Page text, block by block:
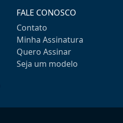
FALE CONOSCO
Contato
Minha Assinatura
Quero Assinar
Seja um modelo